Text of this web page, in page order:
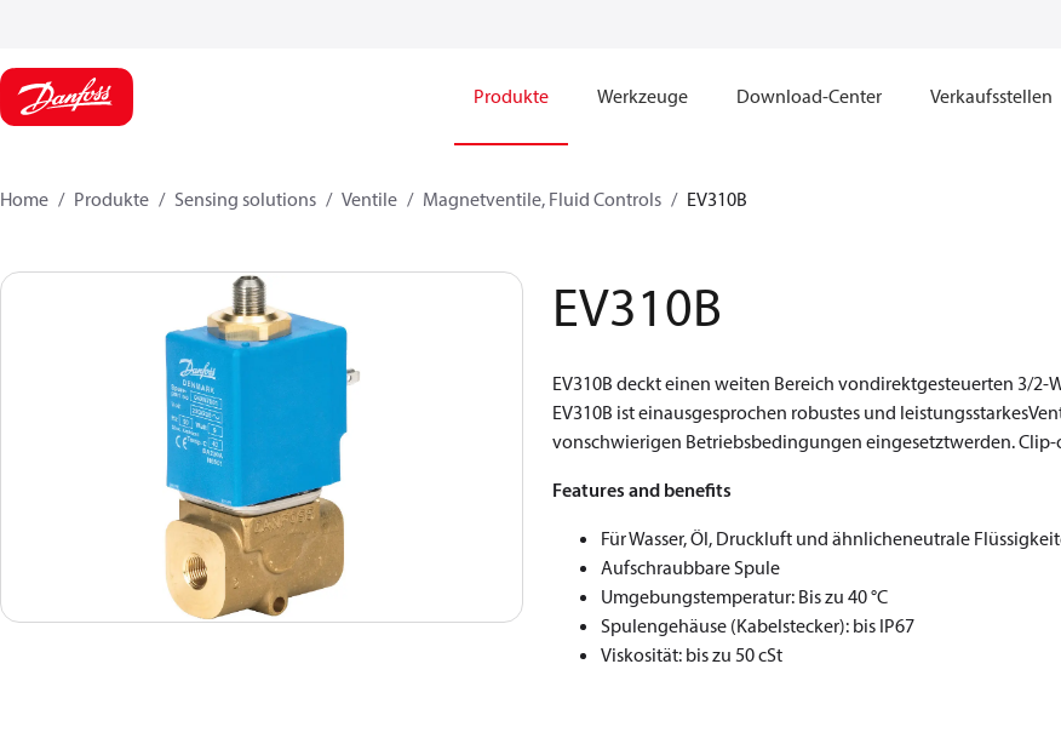
Produkte Werkzeuge Download-Center Verkaufsstellen
Home Produkte Sensing solutions Ventile Magnetventile, Fluid Controls EV310B
EV310B
EV310B deckt einen weiten Bereich vondirektgesteuerten 3/
EV310B ist einausgesprochen robustes und
vonschwierigen Betriebsbedingungen eingesetztwerden.
Features and benefits
Für Wasser, Öl, Druckluft und ähnlicheneutrale
Aufschraubbare Spule
Umgebungstemperatur: Bis zu 40 °C
Spulengehäuse (Kabelstecker): bis IP67
Viskosität: bis zu 50 cSt